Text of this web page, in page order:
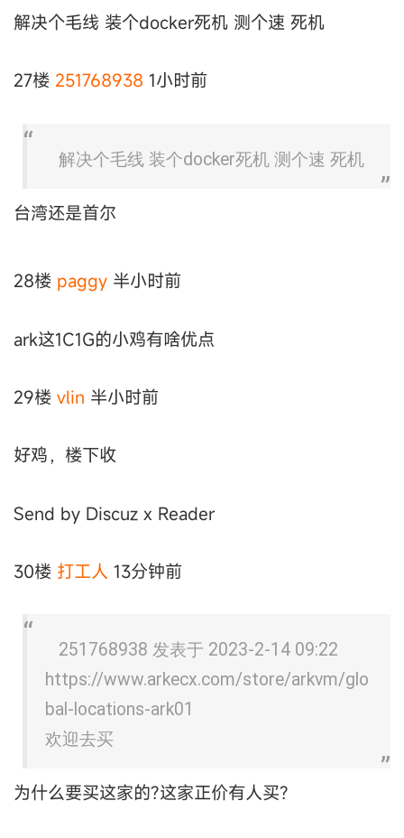
解决个毛线 装个docker死机 测个速 死机
27楼 251768938 1小时前
解决个毛线 装个docker死机 测个速 死机
台湾还是首尔
28楼 paggy 半小时前
ark这1C1G的小鸡有啥优点
29楼 vlin 半小时前
好鸡，楼下收
Send by Discuz x Reader
30楼 打工人 13分钟前
251768938 发表于 2023-2-14 09:22
https://www.arkecx.com/store/arkvm/glo
bal-locations-ark01
欢迎去买
为什么要买这家的?这家正价有人买?